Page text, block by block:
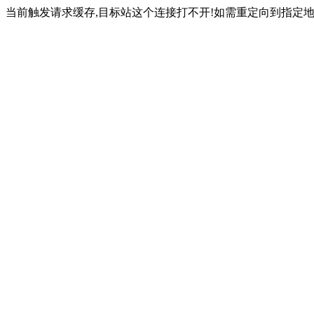
当前触发请求缓存,目标站这个连接打不开!如需重定向到指定